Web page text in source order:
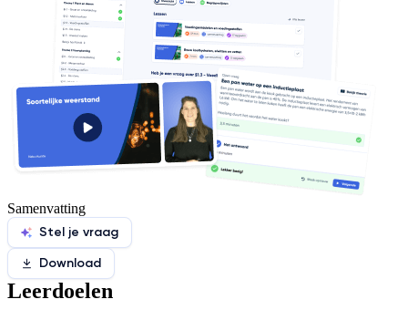
Samenvatting
Stel je vraag
Download
Leerdoelen